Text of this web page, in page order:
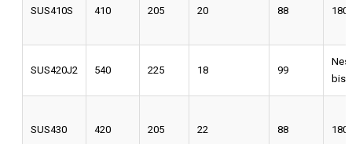
SUS410S 410 205 20 88 180
SUS420J2 540 225 18 99
SUS430 420 205 22 88 180